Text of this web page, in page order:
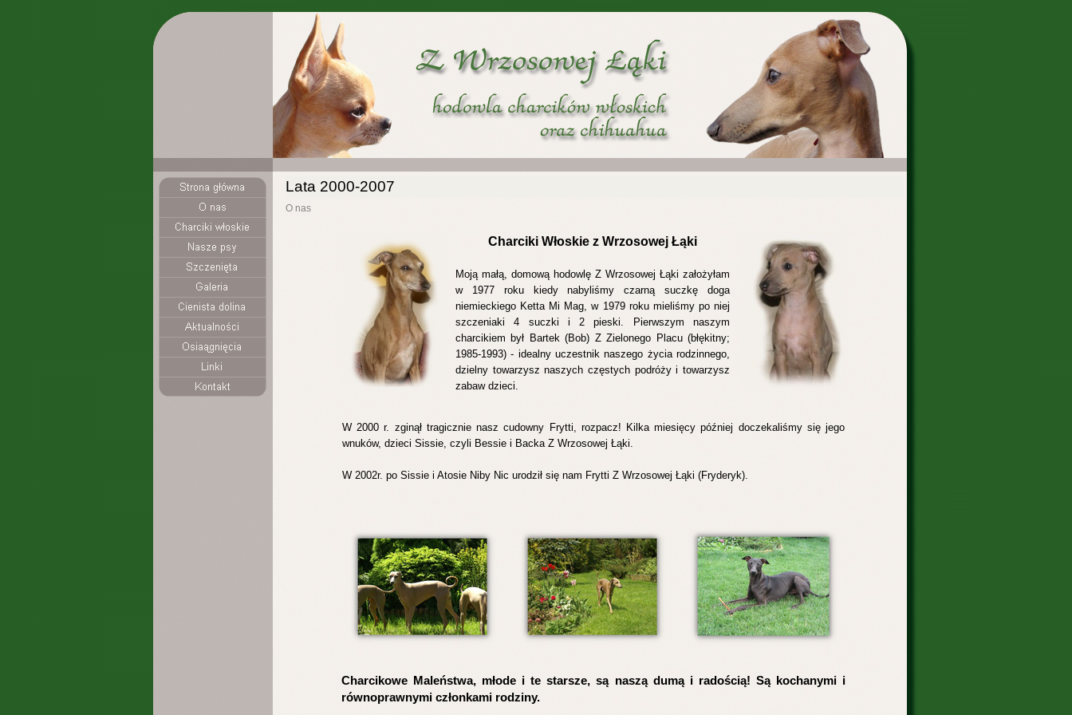
Lata 2000-2007
O nas
Charciki Włoskie z Wrzosowej Łąki
Moją małą, domową hodowlę Z Wrzosowej Łąki założyłam
w 1977 roku kiedy nabyliśmy czarną suczkę doga
niemieckiego Ketta Mi Mag, w 1979 roku mieliśmy po niej
szczeniaki 4 suczki i 2 pieski. Pierwszym naszym
charcikiem był Bartek (Bob) Z Zielonego Placu (błękitny;
1985-1993) - idealny uczestnik naszego życia rodzinnego,
dzielny towarzysz naszych częstych podróży i towarzysz
zabaw dzieci.
W 2000 r. zginął tragicznie nasz cudowny Frytti, rozpacz! Kilka miesięcy później doczekaliśmy się jego
wnuków, dzieci Sissie, czyli Bessie i Backa Z Wrzosowej Łąki.
W 2002r. po Sissie i Atosie Niby Nic urodził się nam Frytti Z Wrzosowej Łąki (Fryderyk).
Charcikowe Maleństwa, młode i te starsze, są naszą dumą i radością! Są kochanymi i
równoprawnymi członkami rodziny.